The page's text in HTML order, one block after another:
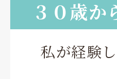
３０歳か
私が経験